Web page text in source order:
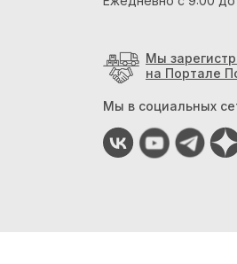
Мы
на Портале
Мы в социальных